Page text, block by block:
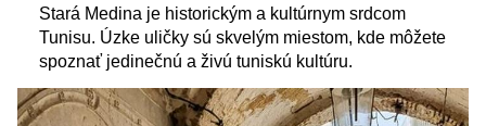
Stará Medina je historickým a kultúrnym srdcom
Tunisu. Úzke uličky sú skvelým miestom, kde môžete
spoznať jedinečnú a živú tuniskú kultúru.